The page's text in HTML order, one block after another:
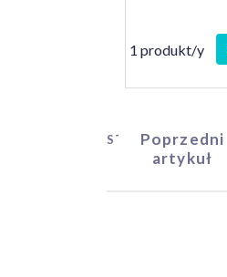
1 produkt/y
STARTPoprzedni
artykuł